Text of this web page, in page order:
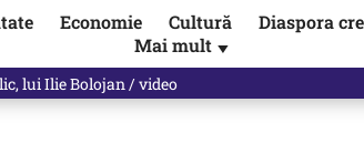
Economie Cultură Diaspora
Mai mult ▼
lui Ilie Bolojan / video